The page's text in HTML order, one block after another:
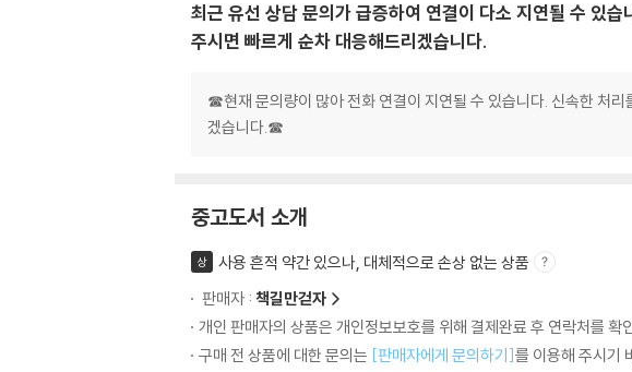
최근 유선 상담 문의가 급증하여 연결이 다소 지연될 수 있
주시면 빠르게 순차 대응해드리겠습니다.
☎현재 문의량이 많아 전화 연결이 지연될 수 있습니다. 신속한 처리
겠습니다.☎
중고도서 소개
상
사용 흔적 약간 있으나, 대체적으로 손상 없는 상품
판매자 : 책길만걷자
개인 판매자의 상품은 개인정보보호를 위해 결제완료 후 연락처를 확
구매 전 상품에 대한 문의는 [판매자에게 문의하기]를 이용해 주시기